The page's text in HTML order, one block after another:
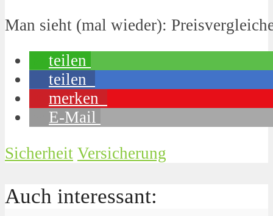
Man sieht (mal wieder):
teilen
teilen
merken
E-Mail
Sicherheit Versicherung
Auch interessant: